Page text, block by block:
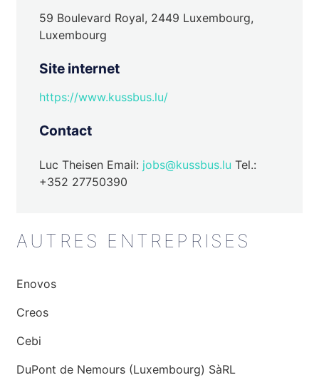
59 Boulevard Royal, 2449 Luxembourg,
Luxembourg
Site internet
https://www.kussbus.lu/
Contact
Luc Theisen Email: jobs@kussbus.lu Tel.:
+352 27750390
AUTRES ENTREPRISES
Enovos
Creos
Cebi
DuPont de Nemours (Luxembourg) SàRL